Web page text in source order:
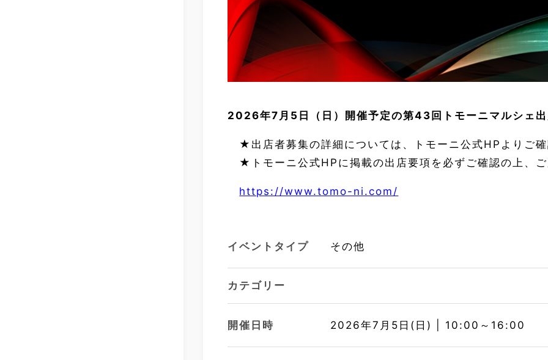
2026年7月5日（日）開催予定の第43回トモーニマルシェ
★出店者募集の詳細については、トモーニ公式HPよりご
★トモーニ公式HPに掲載の出店要項を必ずご確認の上、
https://www.tomo-ni.com/
イベントタイプ その他
カテゴリー
開催日時 2026年7月5日(日) | 10:00～16:00